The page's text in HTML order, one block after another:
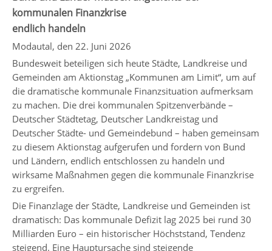
kommunalen Finanzkrise
endlich handeln
Modautal, den 22. Juni 2026
Bundesweit beteiligen sich heute Städte, Landkreise und
Gemeinden am Aktionstag „Kommunen am Limit“, um auf
die dramatische kommunale Finanzsituation aufmerksam
zu machen. Die drei kommunalen Spitzenverbände –
Deutscher Städtetag, Deutscher Landkreistag und
Deutscher Städte- und Gemeindebund – haben gemeinsam
zu diesem Aktionstag aufgerufen und fordern von Bund
und Ländern, endlich entschlossen zu handeln und
wirksame Maßnahmen gegen die kommunale Finanzkrise
zu ergreifen.
Die Finanzlage der Städte, Landkreise und Gemeinden ist
dramatisch: Das kommunale Defizit lag 2025 bei rund 30
Milliarden Euro – ein historischer Höchststand, Tendenz
steigend. Eine Hauptursache sind steigende